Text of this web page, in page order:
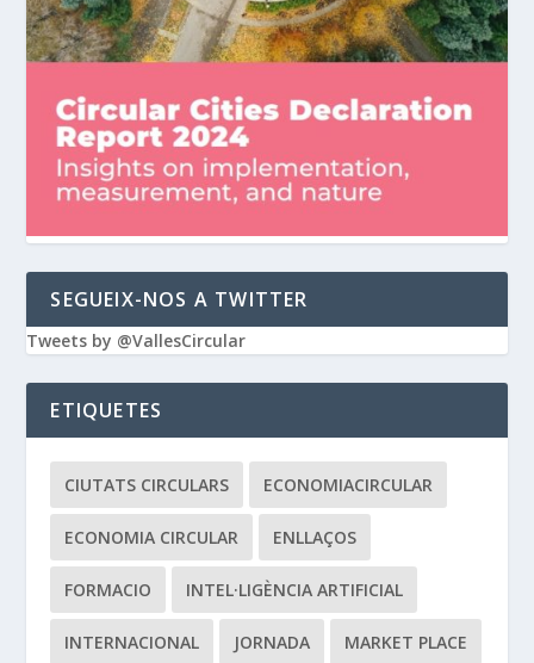
SEGUEIX-NOS A TWITTER
Tweets by @VallesCircular
ETIQUETES
CIUTATS CIRCULARS ECONOMIACIRCULAR
ECONOMIA CIRCULAR ENLLAÇOS
FORMACIO INTEL·LIGÈNCIA ARTIFICIAL
INTERNACIONAL JORNADA MARKET PLACE